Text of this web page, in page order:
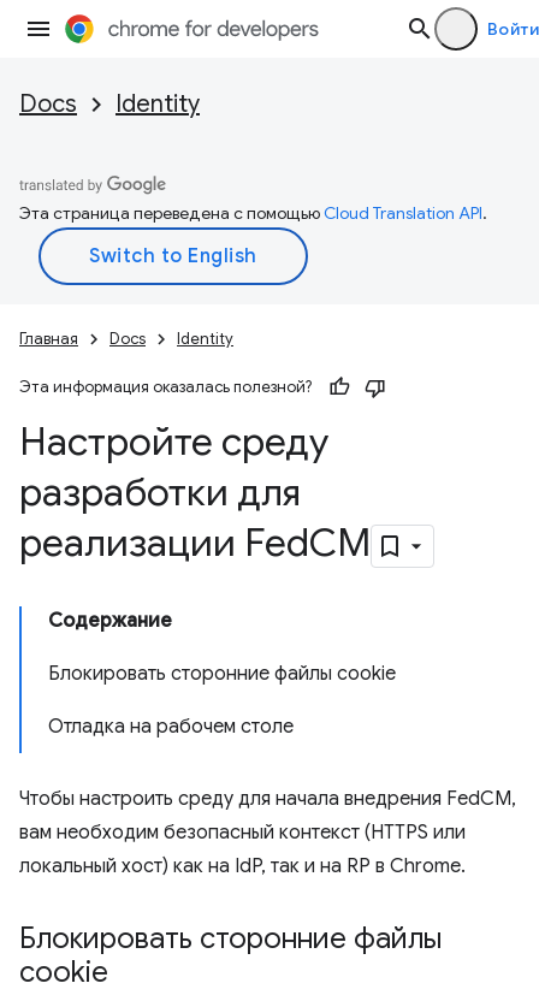
Войти
Docs Identity
Эта страница переведена с помощьюCloud Translation API.
Главная Docs Identity
Эта информация оказалась полезной?
Настройте среду
разработки для
реализации FedCM
Содержание
Блокировать сторонние файлы cookie
Отладка на рабочем столе
Чтобы настроить среду для начала внедрения FedCM,
вам необходим безопасный контекст (HTTPS или
локальный хост) как на IdP, так и на RP в Chrome.
Блокировать сторонние файлы
cookie